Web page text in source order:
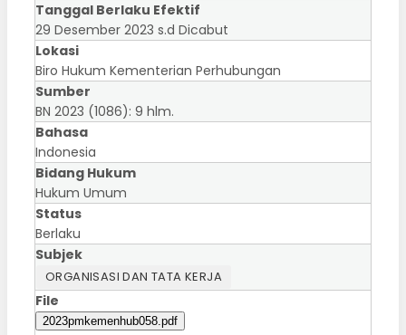
Tanggal Berlaku Efektif
29 Desember 2023 s.d Dicabut
Lokasi
Biro Hukum Kementerian Perhubungan
Sumber
BN 2023 (1086): 9 hlm.
Bahasa
Indonesia
Bidang Hukum
Hukum Umum
Status
Berlaku
Subjek
ORGANISASI DAN TATA KERJA
File
2023pmkemenhub058.pdf